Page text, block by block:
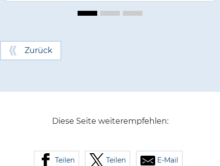
Zurück
Diese Seite weiterempfehlen:
Teilen Teilen E-Mail